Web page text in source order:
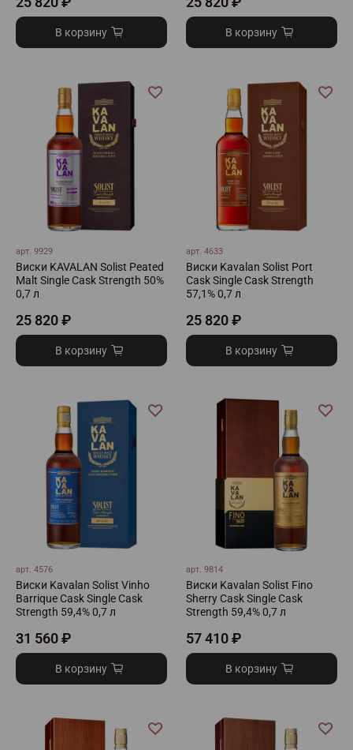
В корзину В корзину
арт.9929
Виски KAVALAN Solist Peated
Malt Single Cask Strength 50%
0,7 л
25 820 ₽
В корзину
арт.4633
Виски Kavalan Solist Port
Cask Single Cask Strength
57,1% 0,7 л
25 820 ₽
В корзину
арт.4576
Виски Kavalan Solist Vinho
Barrique Cask Single Cask
Strength 59,4% 0,7 л
31 560 ₽
В корзину
арт.9814
Виски Kavalan Solist Fino
Sherry Cask Single Cask
Strength 59,4% 0,7 л
57 410 ₽
В корзину